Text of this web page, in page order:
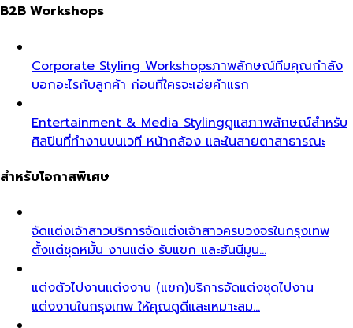
B2B Workshops
Corporate Styling Workshopsภาพลักษณ์ทีมคุณกำลัง
บอกอะไรกับลูกค้า ก่อนที่ใครจะเอ่ยคำแรก
Entertainment & Media Stylingดูแลภาพลักษณ์สำหรับ
ศิลปินที่ทำงานบนเวที หน้ากล้อง และในสายตาสาธารณะ
สำหรับโอกาสพิเศษ
จัดแต่งเจ้าสาวบริการจัดแต่งเจ้าสาวครบวงจรในกรุงเทพ
ตั้งแต่ชุดหมั้น งานแต่ง รับแขก และฮันนีมูน…
แต่งตัวไปงานแต่งงาน (แขก)บริการจัดแต่งชุดไปงาน
แต่งงานในกรุงเทพ ให้คุณดูดีและเหมาะสม…